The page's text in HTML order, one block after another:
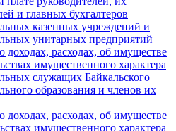
и главных бухгалтеров
казенных учреждений и
унитарных предприятий
доходах, расходах, об имуществе
имущественного характера
служащих Байкальского
образования и членов их
доходах, расходах, об имуществе
имущественного характера